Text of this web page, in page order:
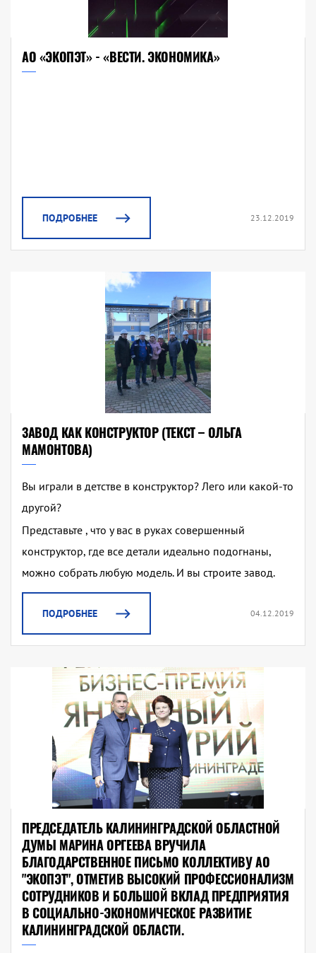
АО «ЭКОПЭТ» - «ВЕСТИ. ЭКОНОМИКА»
ПОДРОБНЕЕ 23.12.2019
ЗАВОД КАК КОНСТРУКТОР (ТЕКСТ – ОЛЬГА
МАМОНТОВА)
Вы играли в детстве в конструктор? Лего или какой-то
другой?
Представьте , что у вас в руках совершенный
конструктор, где все детали идеально подогнаны,
можно собрать любую модель. И вы строите завод.
ПОДРОБНЕЕ 04.12.2019
ПРЕДСЕДАТЕЛЬ КАЛИНИНГРАДСКОЙ ОБЛАСТНОЙ
ДУМЫ МАРИНА ОРГЕЕВА ВРУЧИЛА
БЛАГОДАРСТВЕННОЕ ПИСЬМО КОЛЛЕКТИВУ АО
"ЭКОПЭТ", ОТМЕТИВ ВЫСОКИЙ ПРОФЕССИОНАЛИЗМ
СОТРУДНИКОВ И БОЛЬШОЙ ВКЛАД ПРЕДПРИЯТИЯ
В СОЦИАЛЬНО-ЭКОНОМИЧЕСКОЕ РАЗВИТИЕ
КАЛИНИНГРАДСКОЙ ОБЛАСТИ.